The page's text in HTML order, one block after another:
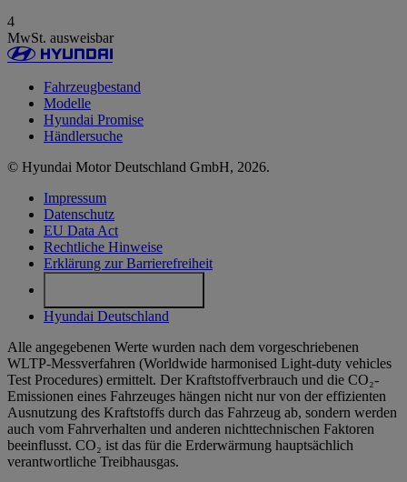
4
MwSt. ausweisbar
Fahrzeugbestand
Modelle
Hyundai Promise
Händlersuche
© Hyundai Motor Deutschland GmbH, 2026.
Impressum
Datenschutz
EU Data Act
Rechtliche Hinweise
Erklärung zur Barrierefreiheit
Hyundai Deutschland
Alle angegebenen Werte wurden nach dem vorgeschriebenen
WLTP-Messverfahren (Worldwide harmonised Light-duty vehicles
Test Procedures) ermittelt. Der Kraftstoffverbrauch und die CO₂-
Emissionen eines Fahrzeuges hängen nicht nur von der effizienten
Ausnutzung des Kraftstoffs durch das Fahrzeug ab, sondern werden
auch vom Fahrverhalten und anderen nichttechnischen Faktoren
beeinflusst. CO₂ ist das für die Erderwärmung hauptsächlich
verantwortliche Treibhausgas.